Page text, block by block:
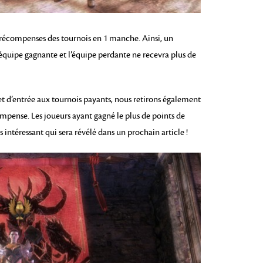
des tournois en 1 manche. Ainsi, un
gagnante et l’équipe perdante ne recevra plus de
aux tournois payants, nous retirons également
Les joueurs ayant gagné le plus de points de
qui sera révélé dans un prochain article !